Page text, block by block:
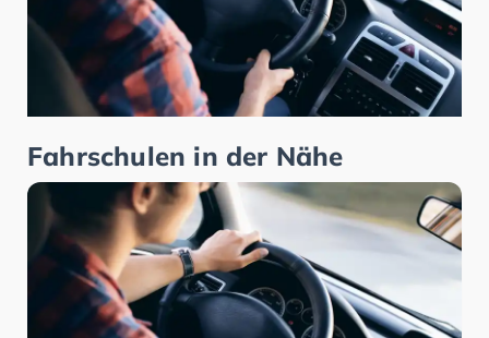
Fahrschulen in der Nähe